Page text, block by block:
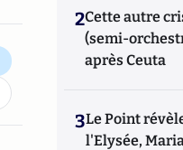
2Cette autre
(semi-
après Ceuta
3Le Point
l'Elysée,